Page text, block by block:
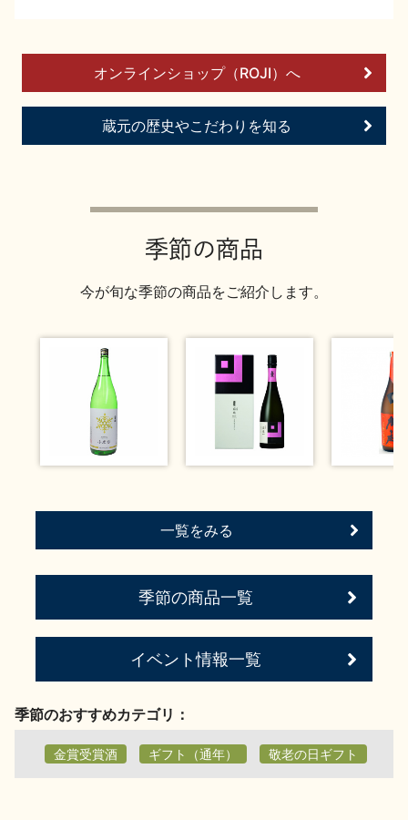
オンラインショップ（ROJI）へ
蔵元の歴史やこだわりを知る
季節の商品
今が旬な季節の商品をご紹介します。
一覧をみる
季節の商品一覧
イベント情報一覧
季節のおすすめカテゴリ：
金賞受賞酒 ギフト（通年） 敬老の日ギフト